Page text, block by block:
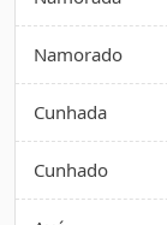
Namorado
Cunhada
Cunhado